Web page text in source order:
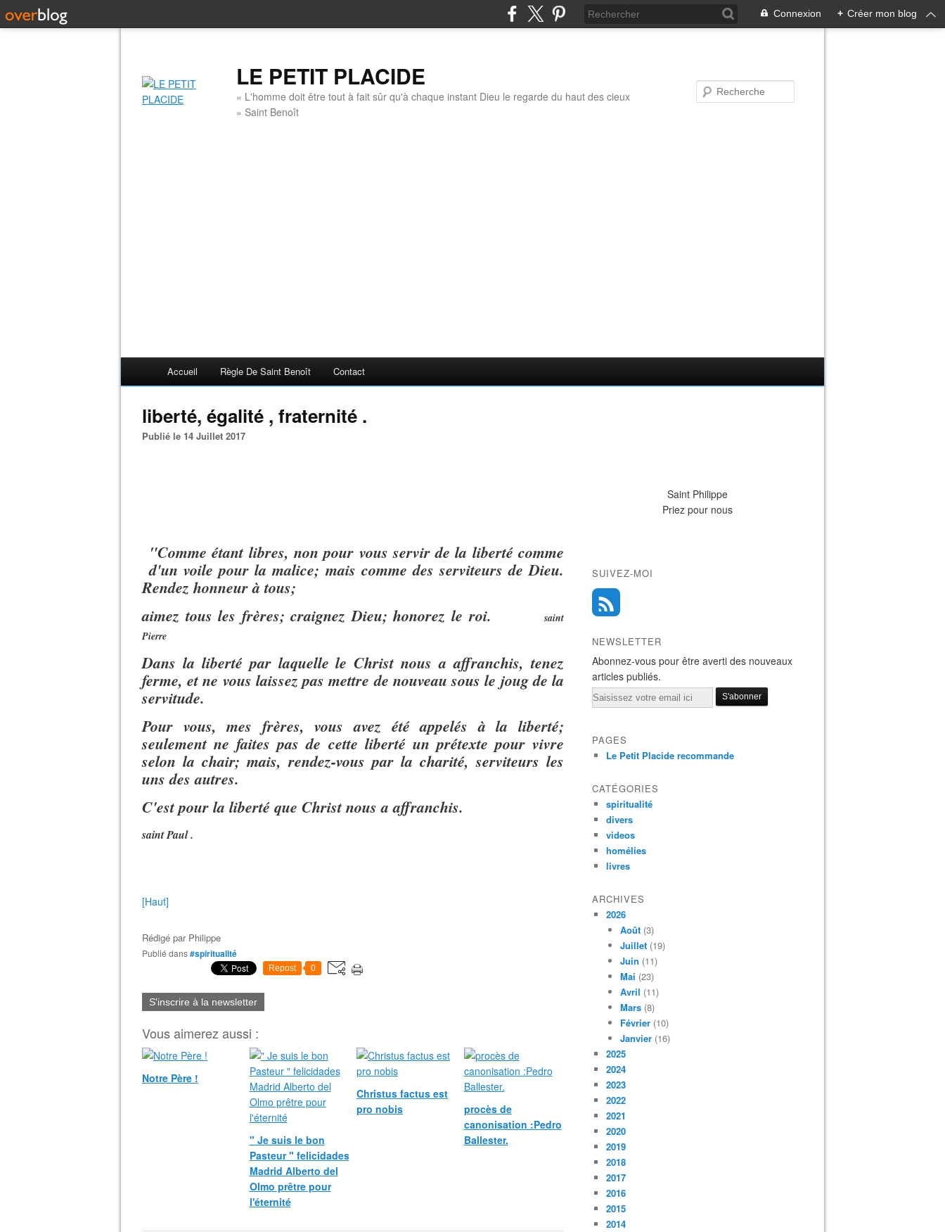
Connexion + Créer mon blog
LE PETIT PLACIDE
« L'homme doit être tout à fait sûr qu'à chaque instant Dieu le regarde du haut des cieux
» Saint Benoît
Accueil Règle De Saint Benoît Contact
liberté, égalité , fraternité .
Publié le 14 Juillet 2017
"Comme étant libres, non pour vous servir de la liberté comme
d'un voile pour la malice; mais comme des serviteurs de Dieu.
Rendez honneur à tous;
aimez tous les frères; craignez Dieu; honorez le roi.saint
Pierre
Dans la liberté par laquelle le Christ nous a affranchis, tenez
ferme, et ne vous laissez pas mettre de nouveau sous le joug de la
servitude.
Pour vous, mes frères, vous avez été appelés à la liberté;
seulement ne faites pas de cette liberté un prétexte pour vivre
selon la chair; mais, rendez-vous par la charité, serviteurs les
uns des autres.
C'est pour la liberté que Christ nous a affranchis.
saint Paul .
[Haut]
Rédigé par Philippe
Publié dans#spiritualité
Repost 0
S'inscrire à la newsletter
Vous aimerez aussi :
Notre Père !
" Je suis le bon
Pasteur " felicidades
Madrid Alberto del
Olmo prêtre pour
l'éternité
Christus factus est
pro nobis
procès de
canonisation :Pedro
Ballester.
Saint Philippe
Priez pour nous
SUIVEZ-MOI
NEWSLETTER
Abonnez-vous pour être averti des nouveaux
articles publiés.
Email
PAGES
Le Petit Placide recommande
CATÉGORIES
spiritualité
divers
videos
homélies
livres
ARCHIVES
2026
Août (3)
Juillet (19)
Juin (11)
Mai (23)
Avril (11)
Mars (8)
Février (10)
Janvier (16)
2025
2024
2023
2022
2021
2020
2019
2018
2017
2016
2015
2014